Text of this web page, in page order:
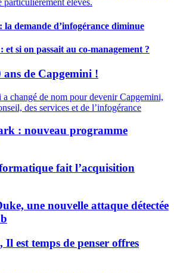
particulièrement élevés.
la demande d’infogérance diminue
et si on passait au co-management ?
ans de Capgemini !
changé de nom pour devenir Capgemini,
des services et de l’infogérance
: nouveau programme
fait l’acquisition
une nouvelle attaque détectée
Il est temps de penser offres